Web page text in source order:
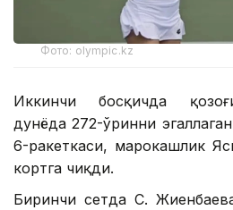
Фото: olympic.kz
Иккинчи босқичда
дунёда 272-ўринни
6-ракеткаси, марокашлик
кортга чиқди.
Биринчи сетда С.